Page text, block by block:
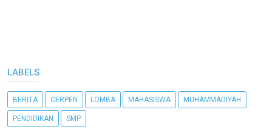
LABELS
BERITA CERPEN LOMBA MAHASISWA MUHAMMADIYAH
PENDIDIKAN SMP